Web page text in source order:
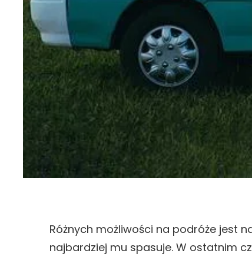
Różnych możliwości na podróże jest
najbardziej mu spasuje. W ostatnim